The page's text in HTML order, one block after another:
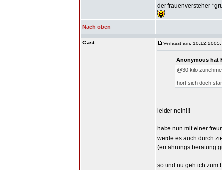
der frauenversteher
Nach oben
Gast Verfasst am:
Anonymous hat
@30 kilo
hört sich doch
leider nein!!!
habe nun mit einer
werde es auch durch
(ernährungs beratung
so und nu geh ich zum